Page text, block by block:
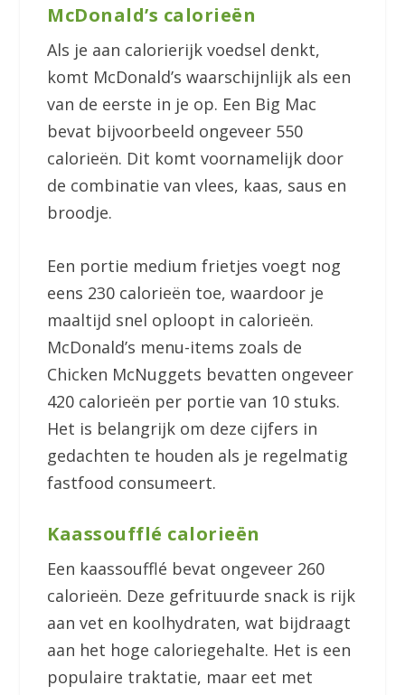
McDonald’s calorieën
Als je aan calorierijk voedsel denkt,
komt McDonald’s waarschijnlijk als een
van de eerste in je op. Een Big Mac
bevat bijvoorbeeld ongeveer 550
calorieën. Dit komt voornamelijk door
de combinatie van vlees, kaas, saus en
broodje.
Een portie medium frietjes voegt nog
eens 230 calorieën toe, waardoor je
maaltijd snel oploopt in calorieën.
McDonald’s menu-items zoals de
Chicken McNuggets bevatten ongeveer
420 calorieën per portie van 10 stuks.
Het is belangrijk om deze cijfers in
gedachten te houden als je regelmatig
fastfood consumeert.
Kaassoufflé calorieën
Een kaassoufflé bevat ongeveer 260
calorieën. Deze gefrituurde snack is rijk
aan vet en koolhydraten, wat bijdraagt
aan het hoge caloriegehalte. Het is een
populaire traktatie, maar eet met